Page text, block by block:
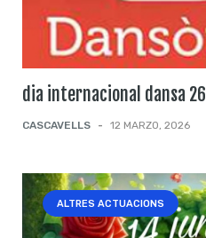
dia internacional dansa 26
CASCAVELLS - 12 MARZO, 2026
ALTRES ACTUACIONS